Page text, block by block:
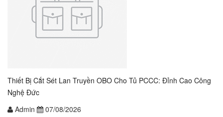
Thiết Bị Cắt Sét Lan Truyền OBO Cho Tủ PCCC: Đỉnh Cao Công
Nghệ Đức
Admin
07/08/2026